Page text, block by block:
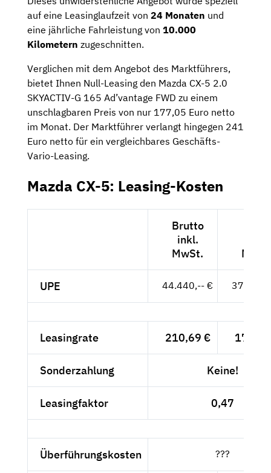
auf eine Leasinglaufzeit von 24 Monaten und
eine jährliche Fahrleistung von 10.000
Kilometern zugeschnitten.
Verglichen mit dem Angebot des Marktführers,
bietet Ihnen Null-Leasing den Mazda CX-5 2.0
SKYACTIV-G 165 Ad’vantage FWD zu einem
unschlagbaren Preis von nur 177,05 Euro netto
im Monat. Der Marktführer verlangt hingegen 241
Euro netto für ein vergleichbares Geschäfts-
Vario-Leasing.
Mazda CX-5: Leasing-Kosten
Brutto
inkl.
MwSt.
UPE 44.440,-- €
Leasingrate 210,69 €
Sonderzahlung Keine!
Leasingfaktor 0,47
Überführungskosten ???